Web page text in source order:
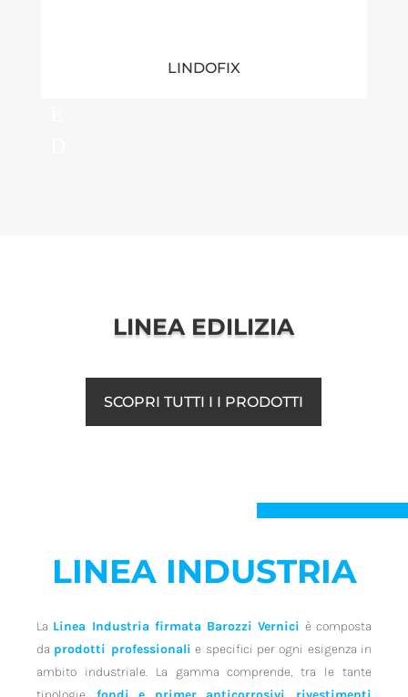
LINDOFIX
LINEA EDILIZIA
SCOPRI TUTTI I I PRODOTTI
LINEA INDUSTRIA
La Linea Industria firmata Barozzi Vernici è composta
da prodotti professionali e specifici per ogni esigenza in
ambito industriale. La gamma comprende, tra le tante